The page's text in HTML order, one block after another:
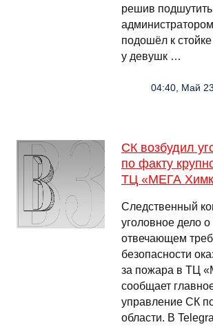
решив
подошёл к
у девушк …
04:40, Май
СК возбудил
по факту
ТЦ «МЕГА
Следственный
уголовное дело о
отвечающем
безопасности
за пожара в ТЦ
сообщает
управление СК
области. В